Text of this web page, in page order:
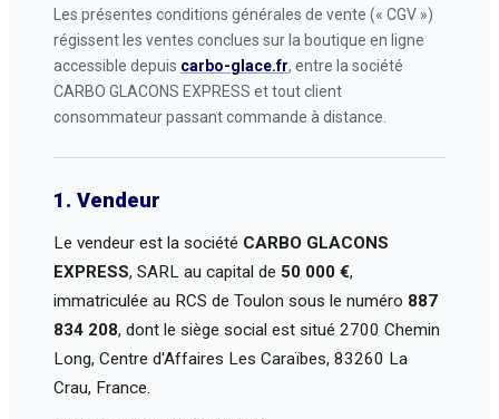
Les présentes conditions générales de vente (« CGV »)
régissent les ventes conclues sur la boutique en ligne
accessible depuis carbo-glace.fr, entre la société
CARBO GLACONS EXPRESS et tout client
consommateur passant commande à distance.
1. Vendeur
Le vendeur est la société CARBO GLACONS
EXPRESS, SARL au capital de 50 000 €,
immatriculée au RCS de Toulon sous le numéro 887
834 208, dont le siège social est situé 2700 Chemin
Long, Centre d'Affaires Les Caraïbes, 83260 La
Crau, France.